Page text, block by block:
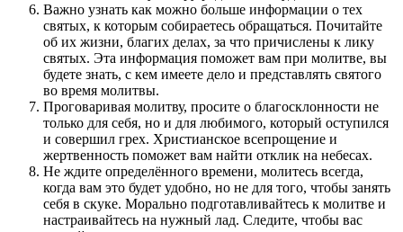
Важно узнать как можно больше информации о тех
святых, к которым собираетесь обращаться. Почитайте
об их жизни, благих делах, за что причислены к лику
святых. Эта информация поможет вам при молитве, вы
будете знать, с кем имеете дело и представлять святого
во время молитвы.
Проговаривая молитву, просите о благосклонности не
только для себя, но и для любимого, который оступился
и совершил грех. Христианское всепрощение и
жертвенность поможет вам найти отклик на небесах.
Не ждите определённого времени, молитесь всегда,
когда вам это будет удобно, но не для того, чтобы занять
себя в скуке. Морально подготавливайтесь к молитве и
настраивайтесь на нужный лад. Следите, чтобы вас